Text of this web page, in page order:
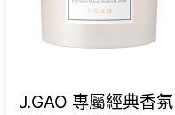
J.GAO 專屬經典香氛